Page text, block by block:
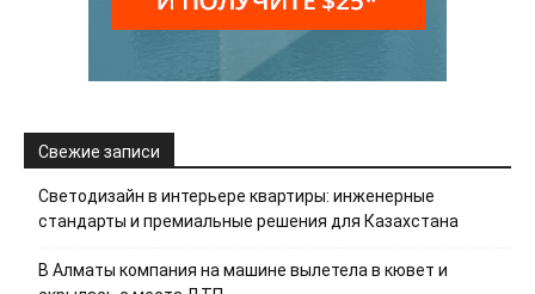
Свежие записи
Светодизайн в интерьере квартиры: инженерные
стандарты и премиальные решения для Казахстана
В Алматы компания на машине вылетела в кювет и